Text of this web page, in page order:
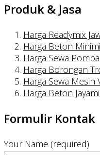
Produk & Jasa
Harga Readymix
Harga Beton
Harga Sewa
Harga Borongan
Harga Sewa
Harga Beton
Formulir Kontak
Your Name (required)